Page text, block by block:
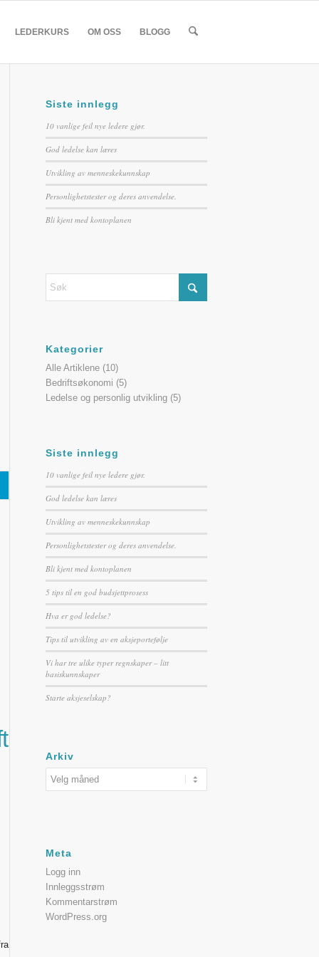
LEDERKURS OM OSS BLOGG
Siste innlegg
10 vanlige feil nye ledere gjør.
God ledelse kan læres
Utvikling av menneskekunnskap
Personlighetstester og deres anvendelse.
Bli kjent med kontoplanen
Kategorier
Alle Artiklene(10)
Bedriftsøkonomi (5)
Ledelse og personlig utvikling(5)
Siste innlegg
10 vanlige feil nye ledere gjør.
God ledelse kan læres
Utvikling av menneskekunnskap
Personlighetstester og deres anvendelse.
Bli kjent med kontoplanen
5 tips til en god budsjettprosess
Hva er god ledelse?
Tips til utvikling av en aksjeportefølje
Vi har tre ulike typer regnskaper – litt
basiskunnskaper
Starte aksjeselskap?
Arkiv
Meta
Logg inn
Innleggsstrøm
Kommentarstrøm
WordPress.org